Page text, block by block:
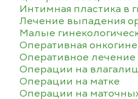
Интимная пластика в
Лечение выпадения
Малые
Оперативная
Оперативное
Операции на
Операции на матке
Операции на